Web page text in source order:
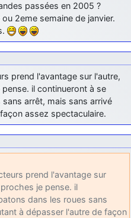
passées en 2005 ?
2eme semaine de janvier.
prend l'avantage sur l'autre,
il continueront à se
arrêt, mais sans arrivé
assez spectaculaire.
prend l'avantage sur
je pense. il
dans les roues sans
à dépasser l'autre de façon